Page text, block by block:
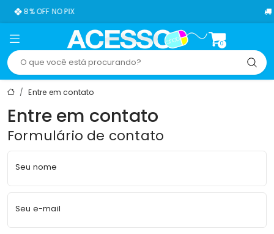
8% OFF NO PIX
0
Entre em contato
Entre em contato
Formulário de contato
Seu nome
Seu e-mail